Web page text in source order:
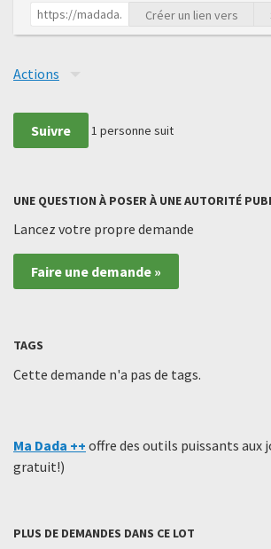
Créer un lien vers
Actions
Suivre 1 personne suit
UNE QUESTION À POSER À UNE AUTORITÉ
Lancez votre propre demande
Faire une demande »
TAGS
Cette demande n'a pas de tags.
Ma Dada ++ offre des outils puissants aux
gratuit!)
PLUS DE DEMANDES DANS CE LOT